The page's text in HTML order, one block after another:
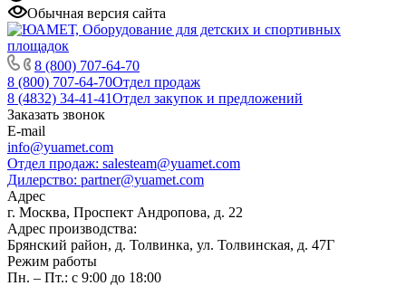
Обычная версия сайта
8 (800) 707-64-70
8 (800) 707-64-70Отдел продаж
8 (4832) 34-41-41Отдел закупок и предложений
Заказать звонок
E-mail
info@yuamet.com
Отдел продаж: salesteam@yuamet.com
Дилерство: partner@yuamet.com
Адрес
г. Москва, Проспект Андропова, д. 22
Адрес производства:
Брянский район, д. Толвинка, ул. Толвинская, д. 47Г
Режим работы
Пн. – Пт.: с 9:00 до 18:00